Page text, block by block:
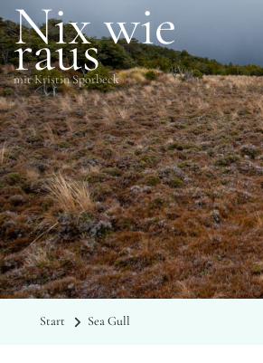
Nix wie
raus
mit Kristin Sporbeck
SCHLAGWÖRTER
Sea Gull
Start Sea Gull